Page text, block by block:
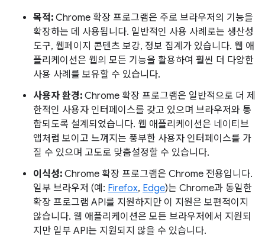
목적: Chrome 확장 프로그램은 주로 브라우저의 기능을
확장하는 데 사용됩니다. 일반적인 사용 사례로는 생산성
도구, 웹페이지 콘텐츠 보강, 정보 집계가 있습니다. 웹 애
플리케이션은 웹의 모든 기능을 활용하여 훨씬 더 다양한
사용 사례를 보유할 수 있습니다.
사용자 환경: Chrome 확장 프로그램은 일반적으로 더 제
한적인 사용자 인터페이스를 갖고 있으며 브라우저와 통
합되도록 설계되었습니다. 웹 애플리케이션은 네이티브
앱처럼 보이고 느껴지는 풍부한 사용자 인터페이스를 가
질 수 있으며 고도로 맞춤설정할 수 있습니다.
이식성: Chrome 확장 프로그램은 Chrome 전용입니다.
일부 브라우저 (예: Firefox, Edge)는 Chrome과 동일한
확장 프로그램 API를 지원하지만 이 지원은 보편적이지
않습니다. 웹 애플리케이션은 모든 브라우저에서 지원되
지만 일부 API는 지원되지 않을 수 있습니다.